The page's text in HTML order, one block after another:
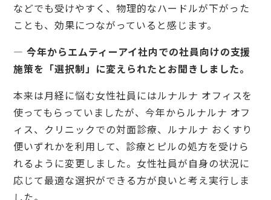
などでも受けやすく、物理的なハードルが下がった
ことも、効果につながっていると感じます。
— 今年からエムティーアイ社内での社員向けの支援
施策を「選択制」に変えられたとお聞きしました。
本来は月経に悩む女性社員にはルナルナ オフィスを
使ってもらっていましたが、今年からルナルナ オフ
ィス、クリニックでの対面診療、ルナルナ おくすり
便いずれかを利用して、診療とピルの処方を受けら
れるように変更しました。女性社員が自身の状況に
応じて最適な選択ができる方が良いと考え実行しま